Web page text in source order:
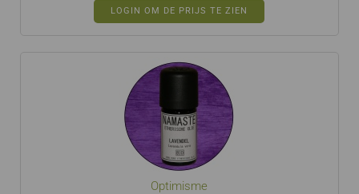
LOGIN OM DE PRIJS TE ZIEN
Optimisme